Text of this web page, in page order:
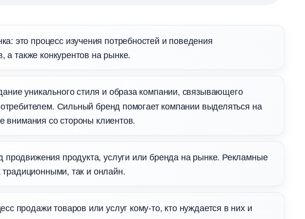
это процесс изучения потребностей и поведения
а также конкурентов на рынке.
уникального стиля и образа компании, связывающего
Сильный бренд помогает компании выделяться на
внимания со стороны клиентов.
продукта, услуги или бренда на рынке. Рекламные
традиционными, так и онлайн.
продажи товаров или услуг кому-то, кто нуждается в них и